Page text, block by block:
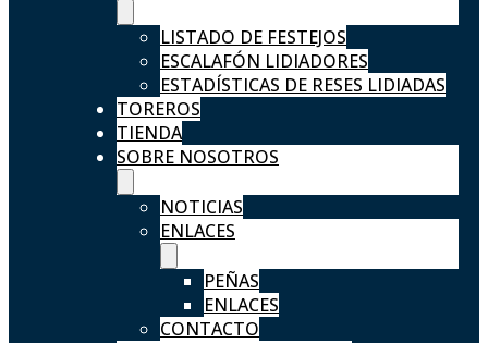
LISTADO DE FESTEJOS
ESCALAFÓN LIDIADORES
ESTADÍSTICAS DE RESES LIDIADAS
TOREROS
TIENDA
SOBRE NOSOTROS
NOTICIAS
ENLACES
PEÑAS
ENLACES
CONTACTO